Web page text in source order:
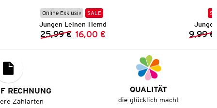
Online Exklusiv SALE
Jungen Leinen-Hemd
Vorheriger Preis:
25,99 € Neuer Preis:
16,00 € 9,99 €
RECHNUNG
Zahlarten
QUALITÄT
die glücklich macht